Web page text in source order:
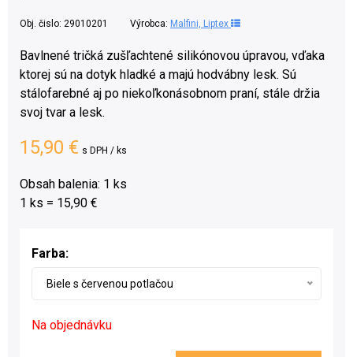
Obj. čislo: 29010201 Výrobca: Malfini, Liptex
Bavlnené tričká zušľachtené silikónovou úpravou, vďaka
ktorej sú na dotyk hladké a majú hodvábny lesk. Sú
stálofarebné aj po niekoľkonásobnom praní, stále držia
svoj tvar a lesk.
15,90 € s DPH / ks
Obsah balenia: 1 ks
1 ks = 15,90 €
Farba:
Biele s červenou potlačou
Na objednávku